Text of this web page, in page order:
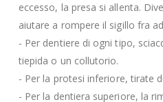
eccesso, la presa si allenta.
aiutare a rompere il sigillo fra
- Per dentiere di ogni tipo,
tiepida o un collutorio.
- Per la protesi inferiore, tirate
- Per la dentiera superiore, la